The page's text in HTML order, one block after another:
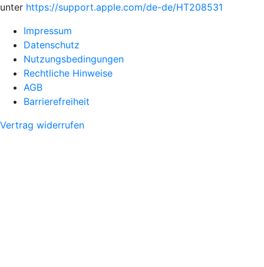
unter https://support.apple.com/de-de/HT208531
Impressum
Datenschutz
Nutzungsbedingungen
Rechtliche Hinweise
AGB
Barrierefreiheit
Vertrag widerrufen